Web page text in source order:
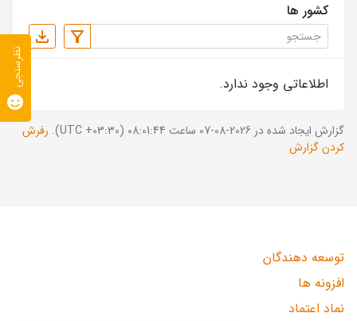
کشور ها
اطلاعاتی وجود ندارد.
گزارش ایجاد شده در 2026-08-07 ساعت 08:01:44 (UTC +03:30).
رفرش
کردن گزارش
توسعه دهندگان
افزونه ها
نماد اعتماد
نظرسنجی